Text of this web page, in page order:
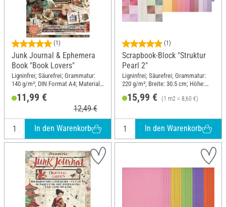
(1)
Junk Journal & Ephemera
Book "Book Lovers"
Ligninfrei; Säurefrei; Grammatur:
140 g/m²; DIN Format A4; Material:
11,99 €
12,49 €
In den Warenkorb
(1)
Scrapbook-Block "Struktur
Pearl 2"
Ligninfrei; Säurefrei; Grammatur:
220 g/m²; Breite: 30.5 cm; Höhe:
15,99 € (1 m2 = 8,60 €)
In den Warenkorb